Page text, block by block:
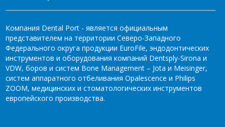
Компания Dental Port - является официальным
представителем на территории Северо-Западного
Федерального округа продукции EuroFile, эндодонтических
инструментов и оборудования компаний Dentsply-Sirona и
VDW, боров и систем Bone Management – Jota и Meisinger,
систем аппаратного отбеливания Opalescence и Philips
ZOOM, медицинских и стоматологических инструментов
европейского производства.